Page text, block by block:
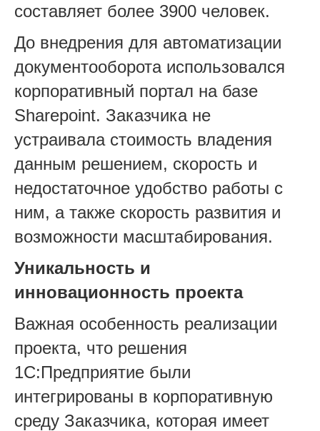
составляет более 3900 человек.
До внедрения для автоматизации
документооборота использовался
корпоративный портал на базе
Sharepoint. Заказчика не
устраивала стоимость владения
данным решением, скорость и
недостаточное удобство работы с
ним, а также скорость развития и
возможности масштабирования.
Уникальность и
инновационность проекта
Важная особенность реализации
проекта, что решения
1С:Предприятие были
интегрированы в корпоративную
среду Заказчика, которая имеет